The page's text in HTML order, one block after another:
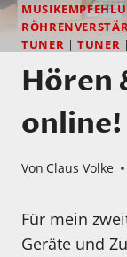
TUNER |TUNER
Hören
online!
Von Claus Volke
Für mein
Geräte und